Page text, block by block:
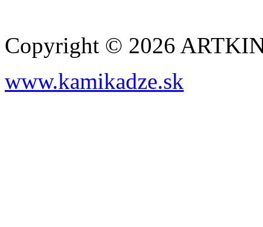
Copyright © 2026
www.kamikadze.sk